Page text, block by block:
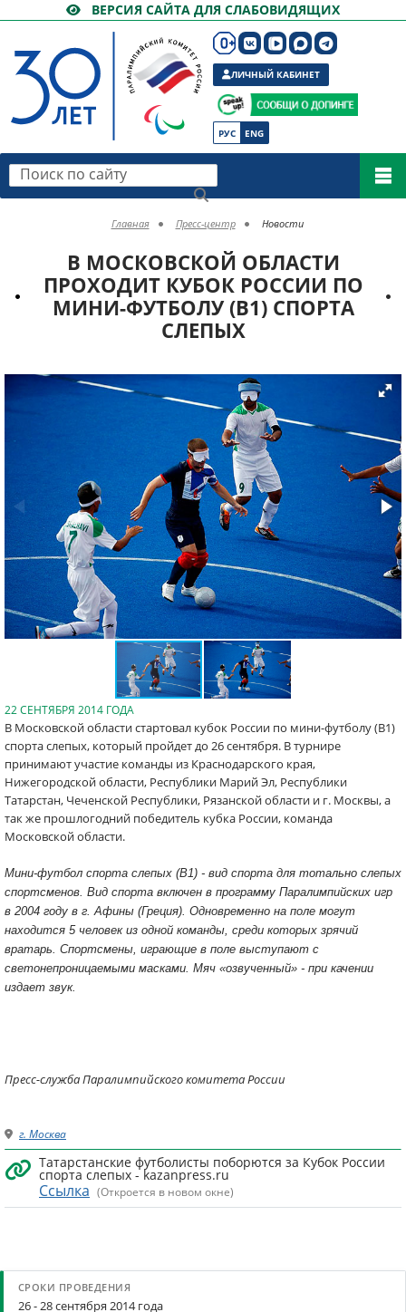
ВЕРСИЯ САЙТА ДЛЯ СЛАБОВИДЯЩИХ
РУС ENG
ЛИЧНЫЙ КАБИНЕТ
Поиск по сайту
Главная Пресс-центр Новости
В МОСКОВСКОЙ ОБЛАСТИ
ПРОХОДИТ КУБОК РОССИИ ПО
МИНИ-ФУТБОЛУ (B1) СПОРТА
СЛЕПЫХ
22 СЕНТЯБРЯ 2014 ГОДА
В Московской области стартовал кубок России по мини-футболу (B1)
спорта слепых, который пройдет до 26 сентября. В турнире
принимают участие команды из Краснодарского края,
Нижегородской области, Республики Марий Эл, Республики
Татарстан, Чеченской Республики, Рязанской области и г. Москвы, а
так же прошлогодний победитель кубка России, команда
Московской области.
Мини-футбол спорта слепых (В1) - вид спорта для тотально слепых
спортсменов. Вид спорта включен в программу Паралимпийских игр
в 2004 году в г. Афины (Греция). Одновременно на поле могут
находится 5 человек из одной команды, среди которых зрячий
вратарь. Спортсмены, играющие в поле выступают с
светонепроницаемыми масками. Мяч «озвученный» - при качении
издает звук.
Пресс-служба Паралимпийского комитета России
г. Москва
Татарстанские футболисты поборются за Кубок России
спорта слепых - kazanpress.ru
Ссылка (Откроется в новом окне)
26 - 28 сентября 2014 года